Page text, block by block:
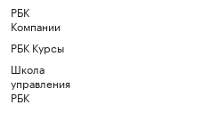
РБК
Компании
РБК Курсы
Школа
управления
РБК